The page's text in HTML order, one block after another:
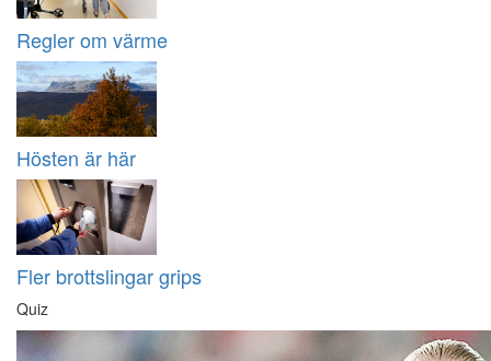
Regler om värme
Hösten är här
Fler brottslingar grips
Quiz